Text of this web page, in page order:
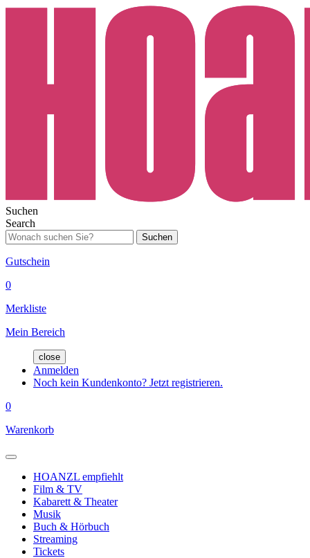
Suchen
Search
Suchen
Gutschein
0
Merkliste
Mein Bereich
close
Anmelden
Noch kein Kundenkonto? Jetzt registrieren.
0
Warenkorb
HOANZL empfiehlt
Film & TV
Kabarett & Theater
Musik
Buch & Hörbuch
Streaming
Tickets